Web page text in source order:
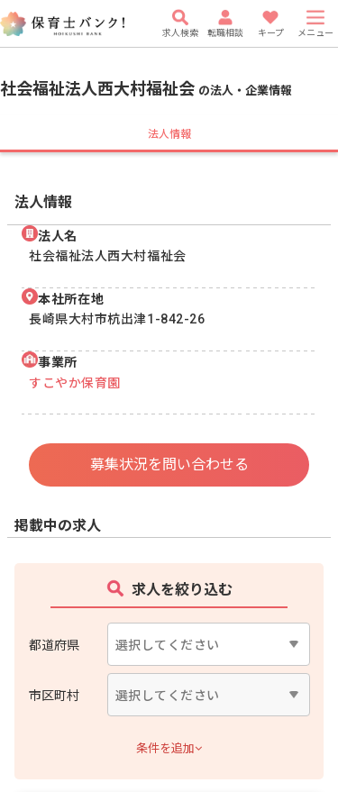
求人検索 転職相談 キープ メニュー
社会福祉法人西大村福祉会 の法人・企業情報
法人情報
法人情報
法人名
社会福祉法人西大村福祉会
本社所在地
長崎県大村市杭出津1-842-26
事業所
すこやか保育園
募集状況を問い合わせる
掲載中の求人
求人を絞り込む
都道府県
市区町村
条件を追加